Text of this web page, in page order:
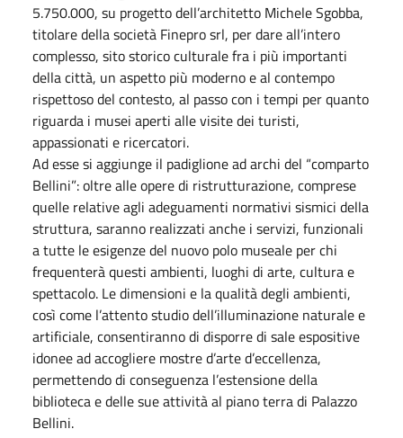
5.750.000, su progetto dell’architetto Michele Sgobba,
titolare della società Finepro srl, per dare all’intero
complesso, sito storico culturale fra i più importanti
della città, un aspetto più moderno e al contempo
rispettoso del contesto, al passo con i tempi per quanto
riguarda i musei aperti alle visite dei turisti,
appassionati e ricercatori.
Ad esse si aggiunge il padiglione ad archi del “comparto
Bellini”: oltre alle opere di ristrutturazione, comprese
quelle relative agli adeguamenti normativi sismici della
struttura, saranno realizzati anche i servizi, funzionali
a tutte le esigenze del nuovo polo museale per chi
frequenterà questi ambienti, luoghi di arte, cultura e
spettacolo. Le dimensioni e la qualità degli ambienti,
così come l’attento studio dell’illuminazione naturale e
artificiale, consentiranno di disporre di sale espositive
idonee ad accogliere mostre d’arte d’eccellenza,
permettendo di conseguenza l’estensione della
biblioteca e delle sue attività al piano terra di Palazzo
Bellini.